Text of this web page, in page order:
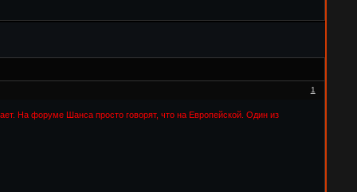
1
На форуме Шанса просто говорят, что на Европейской. Один из